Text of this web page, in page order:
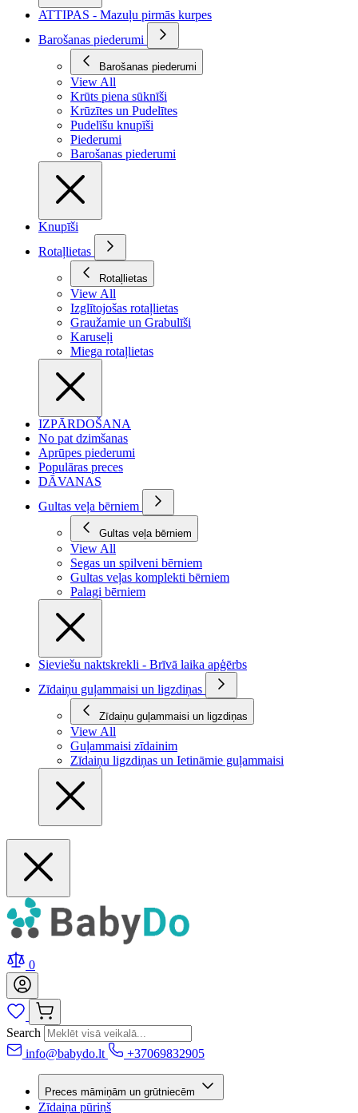
ATTIPAS - Mazuļu pirmās kurpes
Barošanas piederumi
Barošanas piederumi
View All
Krūts piena sūknīši
Krūzītes un Pudelītes
Pudelīšu knupīši
Piederumi
Barošanas piederumi
Knupīši
Rotaļlietas
Rotaļlietas
View All
Izglītojošas rotaļlietas
Graužamie un Grabulīši
Karuseļi
Miega rotaļlietas
IZPĀRDOŠANA
No pat dzimšanas
Aprūpes piederumi
Populāras preces
DĀVANAS
Gultas veļa bērniem
Gultas veļa bērniem
View All
Segas un spilveni bērniem
Gultas veļas komplekti bērniem
Palagi bērniem
Sieviešu naktskrekli - Brīvā laika apģērbs
Zīdaiņu guļammaisi un ligzdiņas
Zīdaiņu guļammaisi un ligzdiņas
View All
Guļammaisi zīdainim
Zīdaiņu ligzdiņas un Ietināmie guļammaisi
0
Search
info@babydo.lt
+37069832905
Preces māmiņām un grūtniecēm
Zīdaiņa pūriņš